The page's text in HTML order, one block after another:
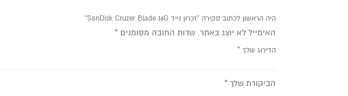
היה הראשון לכתוב סקירה “זכרון נייד SanDisk Cruzer Blade 16G”
האימייל לא יוצג באתר. שדות החובה מסומנים *
הדירוג שלך *
הביקורת שלך *